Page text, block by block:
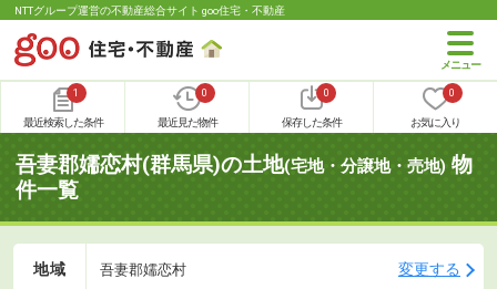
NTTグループ運営の不動産総合サイト goo住宅・不動産
1
最近検索した条件
0
最近見た物件
0
保存した条件
0
お気に入り
吾妻郡嬬恋村(群馬県)の土地(宅地・分譲地・売地) 物
件一覧
地域 吾妻郡嬬恋村 変更する